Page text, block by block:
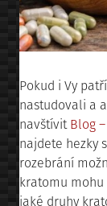
Pokud i Vy
nastudovali a
navštívit Blog –
najdete hezky
rozebrání
kratomu mohu
jaké druhy